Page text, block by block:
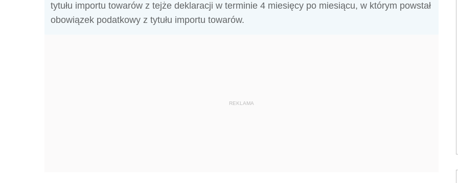
tytułu importu towarów z tejże deklaracji w terminie 4 miesięcy po miesiącu, w którym powstał
obowiązek podatkowy z tytułu importu towarów.
REKLAMA